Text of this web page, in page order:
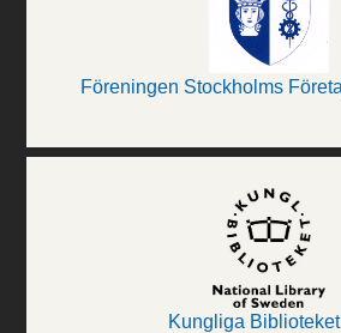
Föreningen Stockholms
Kungliga Biblioteket